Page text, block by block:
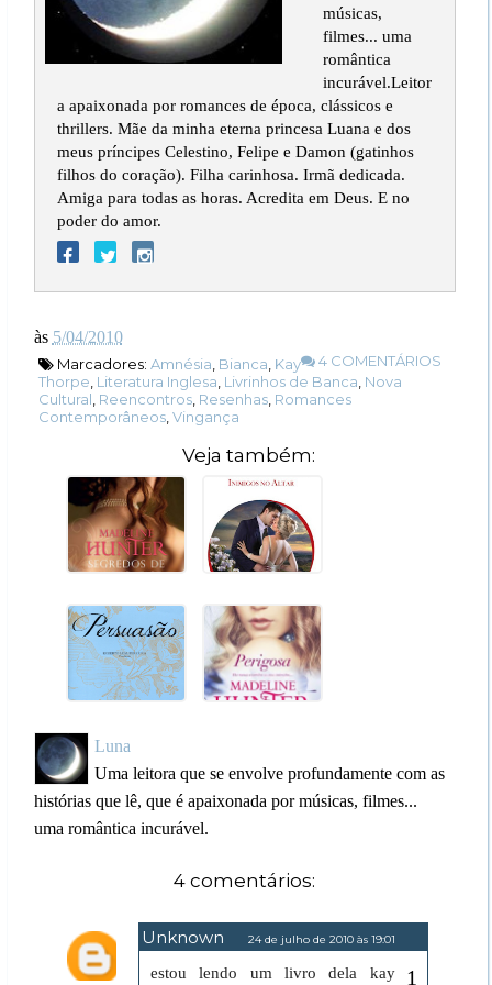
músicas,
filmes... uma
romântica
incurável.Leitor
a apaixonada por romances de época, clássicos e
thrillers. Mãe da minha eterna princesa Luana e dos
meus príncipes Celestino, Felipe e Damon (gatinhos
filhos do coração). Filha carinhosa. Irmã dedicada.
Amiga para todas as horas. Acredita em Deus. E no
poder do amor.
às 5/04/2010
4 COMENTÁRIOS
Marcadores: Amnésia Bianca Kay
Thorpe Literatura Inglesa Livrinhos de Banca Nova
Cultural Reencontros, Resenhas, Romances
Contemporâneos, Vingança
Veja também:
Luna
Uma leitora que se envolve profundamente com as
histórias que lê, que é apaixonada por músicas, filmes...
uma romântica incurável.
4 comentários:
Unknown 24 de julho de 2010 às 19:01
estou lendo um livro dela kay